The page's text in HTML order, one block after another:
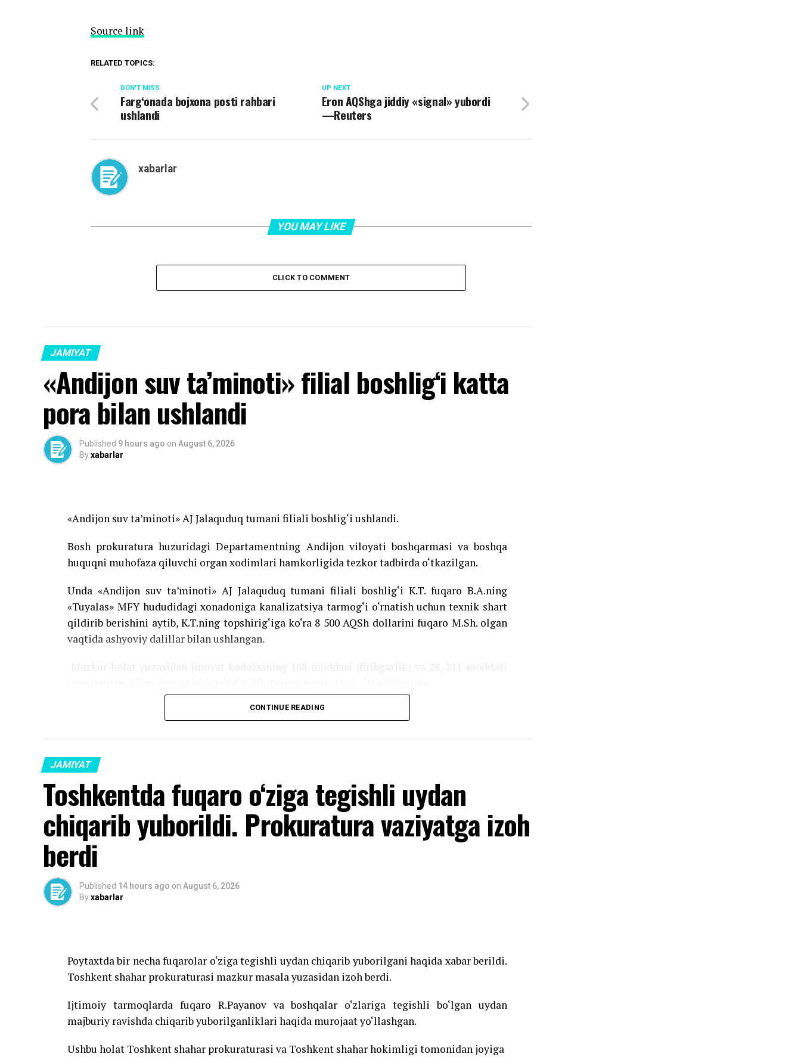
Source link
RELATED TOPICS:
UP NEXT
Eron AQShga jiddiy «signal» yubordi
—Reuters
DON'T MISS
Farg‘onada bojxona posti rahbari
ushlandi
xabarlar
YOU MAY LIKE
CLICK TO COMMENT
JAMIYAT
«Andijon suv ta’minoti» filial boshlig‘i katta
pora bilan ushlandi
Published 9 hours ago on August 6, 2026
Byxabarlar
«Andijon suv ta’minoti» AJ Jalaquduq tumani filiali boshlig‘i ushlandi.
Bosh prokuratura huzuridagi Departamentning Andijon viloyati boshqarmasi va boshqa
huquqni muhofaza qiluvchi organ xodimlari hamkorligida tezkor tadbirda o‘tkazilgan.
Unda «Andijon suv ta’minoti» AJ Jalaquduq tumani filiali boshlig‘i K.T. fuqaro B.A.ning
«Tuyalas» MFY hududidagi xonadoniga kanalizatsiya tarmog‘i o‘rnatish uchun texnik shart
qildirib berishini aytib, K.T.ning topshirig‘iga ko‘ra 8 500 AQSh dollarini fuqaro M.Sh. olgan
vaqtida ashyoviy dalillar bilan ushlangan.
Mazkur holat yuzasidan Jinoyat kodeksining 168-moddasi (firibgarlik) va 28, 211-moddasi
Source link
CONTINUE READING
JAMIYAT
Toshkentda fuqaro o‘ziga tegishli uydan
chiqarib yuborildi. Prokuratura vaziyatga izoh
berdi
Published 14 hours ago on August 6, 2026
Byxabarlar
Poytaxtda bir necha fuqarolar o‘ziga tegishli uydan chiqarib yuborilgani haqida xabar berildi.
Toshkent shahar prokuraturasi mazkur masala yuzasidan izoh berdi.
Ijtimoiy tarmoqlarda fuqaro R.Payanov va boshqalar o‘zlariga tegishli bo‘lgan uydan
majburiy ravishda chiqarib yuborilganliklari haqida murojaat yo‘llashgan.
Ushbu holat Toshkent shahar prokuraturasi va Toshkent shahar hokimligi tomonidan joyiga